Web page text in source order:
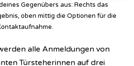
Gegenübers aus: Rechts das
oben mittig die Optionen für die
alle Anmeldungen von
Türsteherinnen auf drei